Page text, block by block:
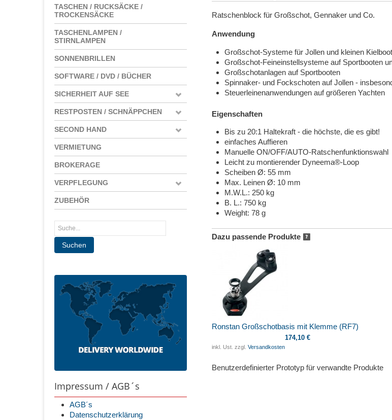
TASCHEN / RUCKSÄCKE /
TROCKENSÄCKE
TASCHENLAMPEN /
STIRNLAMPEN
SONNENBRILLEN
SOFTWARE / DVD / BÜCHER
SICHERHEIT AUF SEE
RESTPOSTEN / SCHNÄPPCHEN
SECOND HAND
VERMIETUNG
BROKERAGE
VERPFLEGUNG
ZUBEHÖR
Impressum / AGB´s
AGB´s
Datenschutzerklärung
Ratschenblock für Großschot, Gennaker und Co.
Anwendung
Großschot-Systeme für Jollen und kleinen
Großschot-Feineinstellsysteme auf Sportbooten
Großschotanlagen auf Sportbooten
Spinnaker- und Fockschoten auf Jollen -
Steuerleinenanwendungen auf größeren Yachten
Eigenschaften
Bis zu 20:1 Haltekraft - die höchste, die es gibt!
einfaches Auffieren
Manuelle ON/OFF/AUTO-Ratschenfunktionswahl
Leicht zu montierender Dyneema®-Loop
Scheiben Ø: 55 mm
Max. Leinen Ø: 10 mm
M.W.L.: 250 kg
B. L.: 750 kg
Weight: 78 g
Dazu passende Produkte
Ronstan Großschotbasis mit Klemme (RF7)
174,10 €
inkl. Ust. zzgl. Versandkosten
Benutzerdefinierter Prototyp für verwandte Produkte